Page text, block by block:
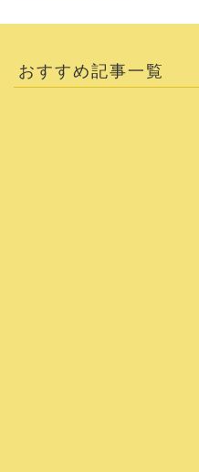
おすすめ記事一覧